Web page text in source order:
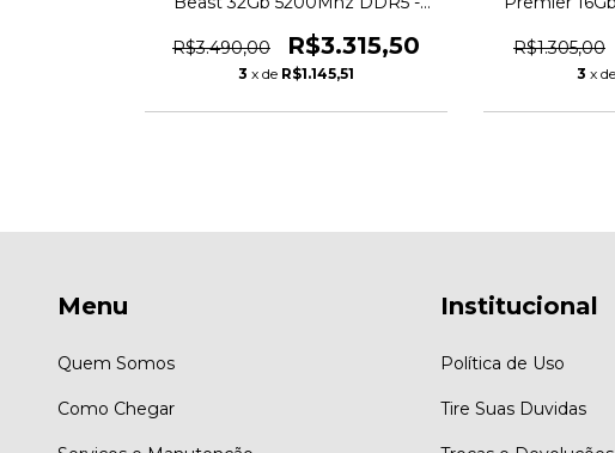
R$3.490,00
R$3.315,50
3 x de R$1.145,51
R$1.305,00
3 x de
Menu
Quem Somos
Como Chegar
Institucional
Política de Uso
Tire Suas Duvidas